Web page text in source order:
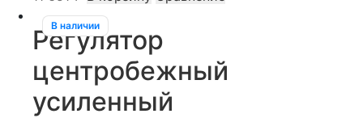
В наличии
Регулятор
центробежный
усиленный